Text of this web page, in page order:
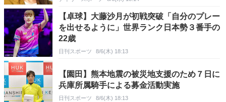
【卓球】大藤沙月が初戦突破「自分のプレー
を出せるように」世界ランク日本勢３番手の
22歳
日刊スポーツ 8/6(木) 18:13
【園田】熊本地震の被災地支援のため７日に
兵庫所属騎手による募金活動実施
日刊スポーツ 8/6(木) 18:13